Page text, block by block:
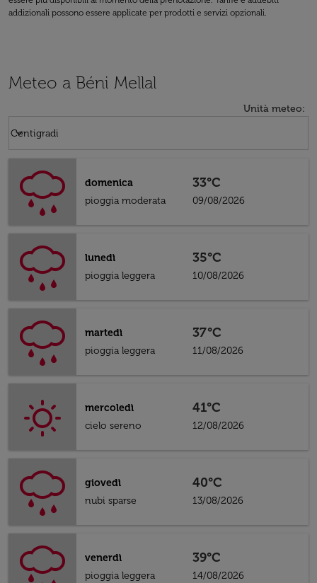
addizionali possono essere applicate per prodotti e servizi opzionali.
Meteo a Béni Mellal
Unità meteo:
Centigradi
keyboard_arrow_down
domenica
pioggia moderata
33°C
09/08/2026
lunedì
pioggia leggera
35°C
10/08/2026
martedì
pioggia leggera
37°C
11/08/2026
mercoledì
cielo sereno
41°C
12/08/2026
giovedì
nubi sparse
40°C
13/08/2026
venerdì
pioggia leggera
39°C
14/08/2026